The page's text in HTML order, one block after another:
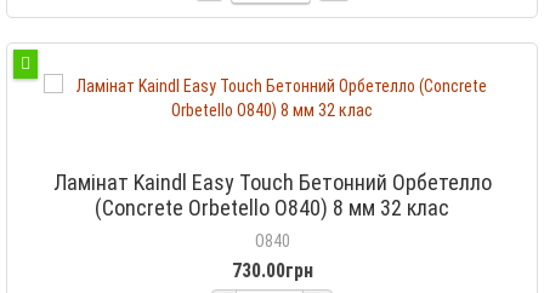
Ламінат Kaindl Easy Touch Бетонний Орбетелло
(Concrete Orbetello O840) 8 мм 32 клас
O840
730.00грн